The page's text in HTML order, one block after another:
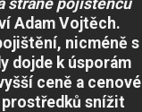
straně pojištěnců
Adam Vojtěch.
nicméně s
dojde k úsporám
ceně a cenové
snížit